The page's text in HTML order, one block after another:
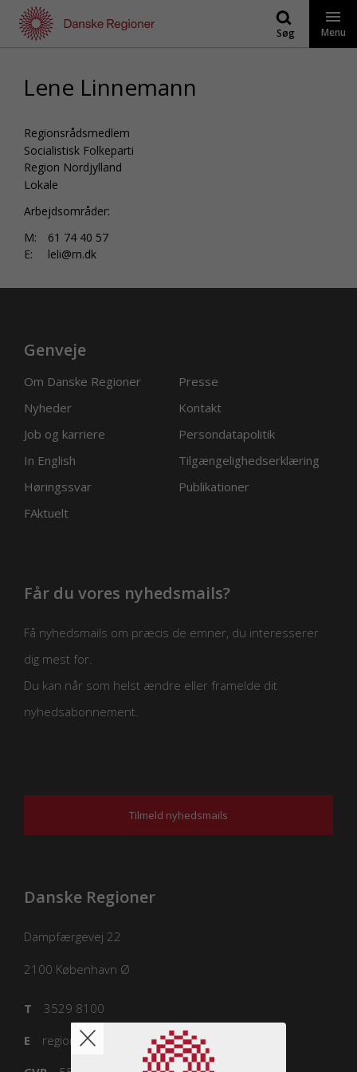
indhold
Søg Menu
Lene Linnemann
Regionsrådsmedlem
Socialistisk Folkeparti
Region Nordjylland
Lokale
Arbejdsområder:
M:
61 74 40 57
E:
leli@rn.dk
Genveje
Om Danske Regioner
Presse
Nyheder
Kontakt
Job og karriere
Persondatapolitik
In English
Tilgængelighedserklæring
Høringssvar
Publikationer
FAktuelt
Får du vores nyhedsmails?
Få nyhedsmails om præcis de emner, du interesserer
dig mest for.
Du kan når som helst ændre eller framelde dit
nyhedsabonnement.
Tilmeld nyhedsmails
Danske Regioner
Dampfærgevej 22
2100 København Ø
3529 8100
T
regioner@regioner.dk
E